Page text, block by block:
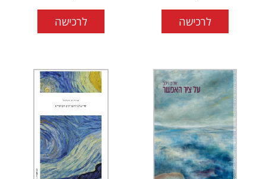
לרכישה לרכישה